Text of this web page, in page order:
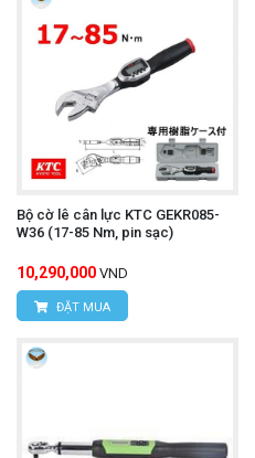
Bộ cờ lê cân lực KTC GEKR085-
W36 (17-85 Nm, pin sạc)
10,290,000 VND
ĐẶT MUA